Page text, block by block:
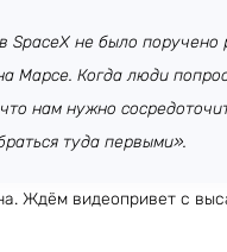
SpaceX не было поручено
Марсе. Когда люди
нам нужно
туда первыми».
Ждём видеопривет с